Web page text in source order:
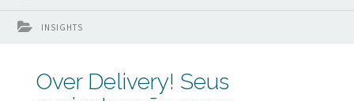
INSIGHTS
Over Delivery! Seus